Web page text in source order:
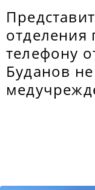
отделения
телефону
Буданов